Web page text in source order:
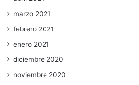
marzo 2021
febrero 2021
enero 2021
diciembre 2020
noviembre 2020